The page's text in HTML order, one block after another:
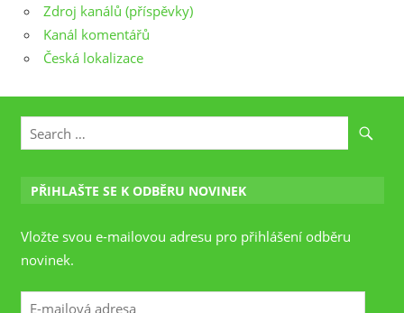
Zdroj kanálů (příspěvky)
Kanál komentářů
Česká lokalizace
PŘIHLAŠTE SE K ODBĚRU NOVINEK
Vložte svou e-mailovou adresu pro přihlášení odběru
novinek.
E-